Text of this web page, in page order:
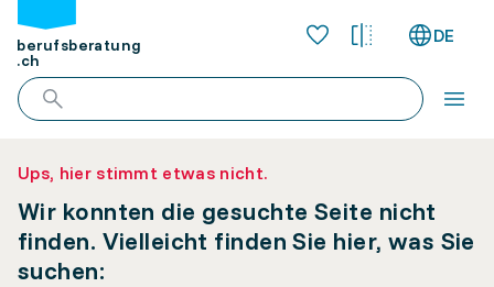
berufsberatung
.ch
DE
Ups, hier stimmt etwas nicht.
Wir konnten die gesuchte Seite nicht
finden. Vielleicht finden Sie hier, was Sie
suchen: